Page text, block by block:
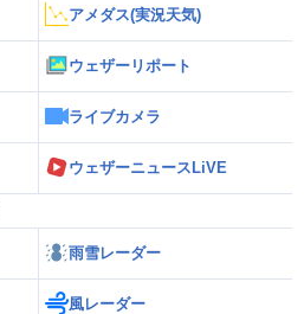
アメダス(実況天気)
ウェザーリポート
ライブカメラ
ウェザーニュースLiVE
雨雪レーダー
風レーダー